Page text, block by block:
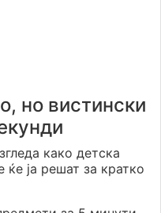
но вистински
како детска
ќе ја решат за кратко